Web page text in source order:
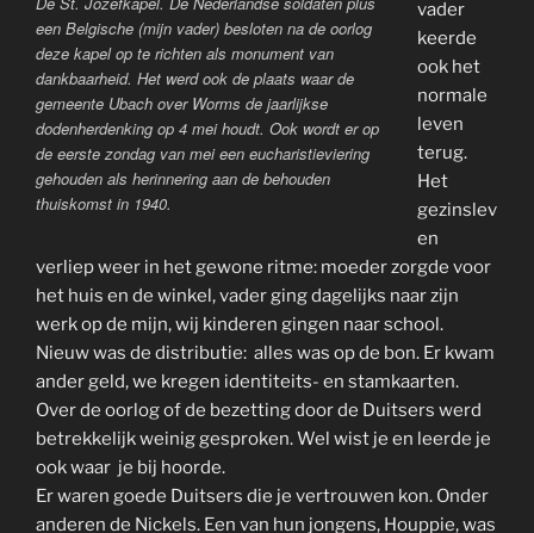
een Belgische (mijn vader) besloten na de oorlog
deze kapel op te richten als monument van
dankbaarheid. Het werd ook de plaats waar de
gemeente Ubach over Worms de jaarlijkse
dodenherdenking op 4 mei houdt. Ook wordt er op
de eerste zondag van mei een eucharistieviering
gehouden als herinnering aan de behouden
thuiskomst in 1940.
vader
keerde
ook het
normale
leven
terug.
Het
gezinslev
en
verliep weer in het gewone ritme: moeder zorgde voor
het huis en de winkel, vader ging dagelijks naar zijn
werk op de mijn, wij kinderen gingen naar school.
Nieuw was de distributie: alles was op de bon. Er kwam
ander geld, we kregen identiteits- en stamkaarten.
Over de oorlog of de bezetting door de Duitsers werd
betrekkelijk weinig gesproken. Wel wist je en leerde je
ook waar je bij hoorde.
Er waren goede Duitsers die je vertrouwen kon. Onder
anderen de Nickels. Een van hun jongens, Houppie, was